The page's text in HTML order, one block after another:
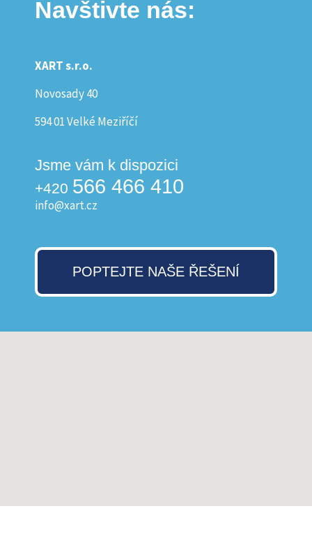
Navštivte nás:
XART s.r.o.
Novosady 40
594 01 Velké Meziříčí
Jsme vám k dispozici
+420 566 466 410
info@xart.cz
POPTEJTE NAŠE ŘEŠENÍ